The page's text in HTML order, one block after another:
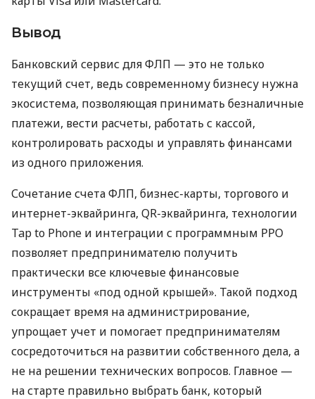
Вывод
Банковский сервис для ФЛП — это не только
текущий счет, ведь современному бизнесу нужна
экосистема, позволяющая принимать безналичные
платежи, вести расчеты, работать с кассой,
контролировать расходы и управлять финансами
из одного приложения.
Сочетание счета ФЛП, бизнес-карты, торгового и
интернет-эквайринга, QR-эквайринга, технологии
Tap to Phone и интеграции с программным РРО
позволяет предпринимателю получить
практически все ключевые финансовые
инструменты «под одной крышей». Такой подход
сокращает время на администрирование,
упрощает учет и помогает предпринимателям
сосредоточиться на развитии собственного дела, а
не на решении технических вопросов. Главное —
на старте правильно выбрать банк, который